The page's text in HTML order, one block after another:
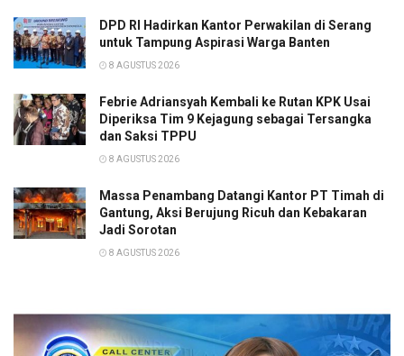
DPD RI Hadirkan Kantor Perwakilan di Serang
untuk Tampung Aspirasi Warga Banten
8 AGUSTUS 2026
Febrie Adriansyah Kembali ke Rutan KPK Usai
Diperiksa Tim 9 Kejagung sebagai Tersangka
dan Saksi TPPU
8 AGUSTUS 2026
Massa Penambang Datangi Kantor PT Timah di
Gantung, Aksi Berujung Ricuh dan Kebakaran
Jadi Sorotan
8 AGUSTUS 2026